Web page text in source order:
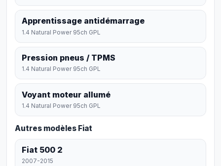
Apprentissage antidémarrage
1.4 Natural Power 95ch GPL
Pression pneus / TPMS
1.4 Natural Power 95ch GPL
Voyant moteur allumé
1.4 Natural Power 95ch GPL
Autres modèles Fiat
Fiat 500 2
2007-2015